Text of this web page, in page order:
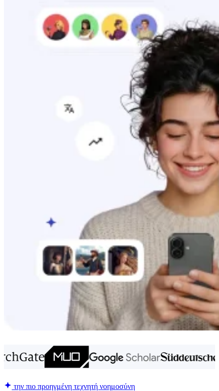
την πιο προηγμένη τεχνητή νοημοσύνη